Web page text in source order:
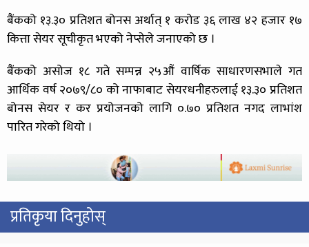
बैंकको १३.३० प्रतिशत बोनस अर्थात् १ करोड ३६ लाख ४२ हजार १७
कित्ता सेयर सूचीकृत भएको नेप्सेले जनाएको छ ।
बैंकको असोज १८ गते सम्पन्न २५औं वार्षिक साधारणसभाले गत
आर्थिक वर्ष २०७९/८० को नाफाबाट सेयरधनीहरुलाई १३.३० प्रतिशत
बोनस सेयर र कर प्रयोजनको लागि ०.७० प्रतिशत नगद लाभांश
पारित गरेको थियो ।
प्रतिकृया दिनुहोस्